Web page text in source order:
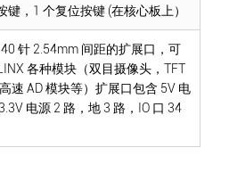
键，1 个复位按键 (在核心板上）
针 2.54mm 间距的扩展口，可
各种模块（双目摄像头，TFT
高速 AD 模块等）扩展口包含 5V 电
电源 2 路，地 3 路，IO 口 34